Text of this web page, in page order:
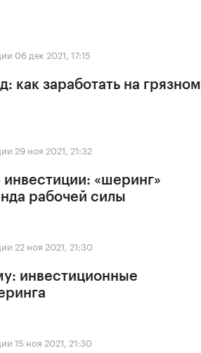
06 дек 2021, 17:15
как заработать на грязном
29 ноя 2021, 21:32
инвестиции: «шеринг»
рабочей силы
22 ноя 2021, 21:30
инвестиционные
15 ноя 2021, 21:30